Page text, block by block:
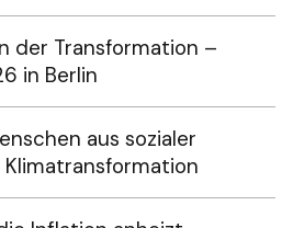
der Transformation –
in Berlin
aus sozialer